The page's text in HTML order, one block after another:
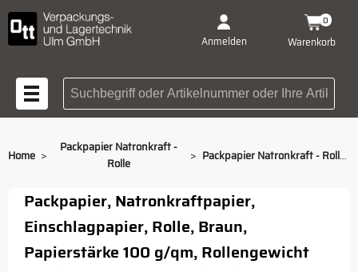
Anmelden Warenkorb
0
Suchbegriff oder
Home >
Packpapier Natronkraft -
Rolle
> Packpapier Natronkraft - Rolle, 150 cm x 665 m
Packpapier, Natronkraftpapier,
Einschlagpapier, Rolle, Braun,
Papierstärke 100 g/qm, Rollengewicht